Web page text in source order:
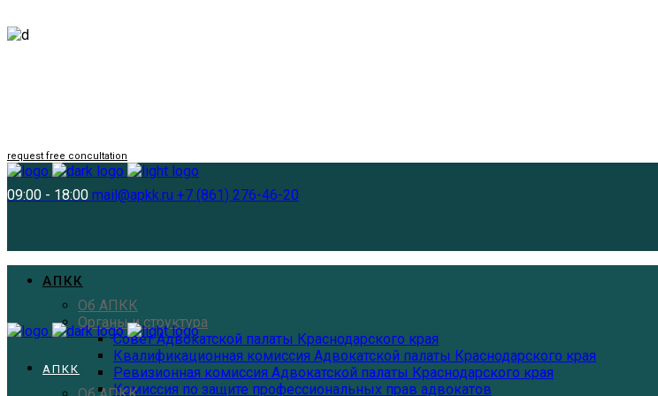
request free concultation
09:00 - 18:00 mail@apkk.ru +7 (861) 276-46-20
АПКК
Об АПКК
Органы и структура
Совет Адвокатской палаты Краснодарского края
Квалификационная комиссия Адвокатской палаты Краснодарского края
Ревизионная комиссия Адвокатской палаты Краснодарского края
Комиссия по защите профессиональных прав адвокатов
АПКК